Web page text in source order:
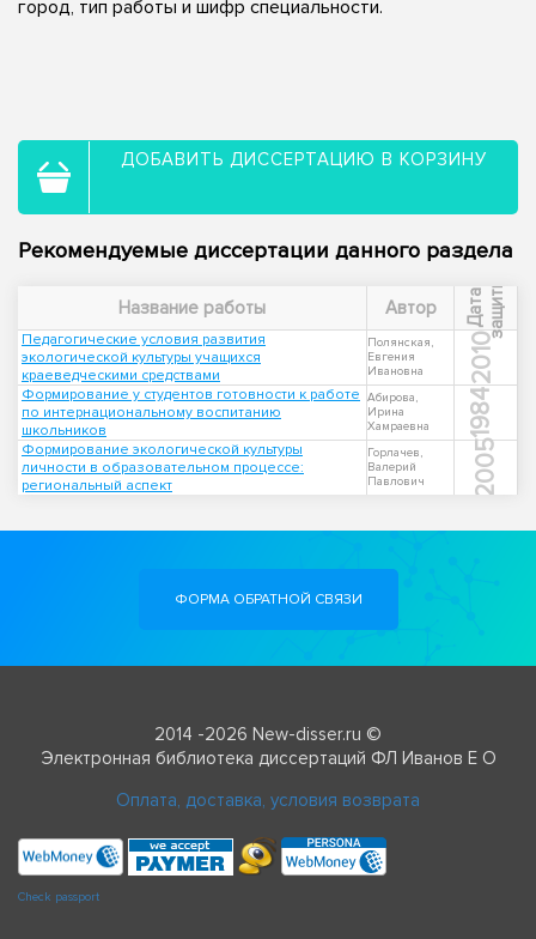
город, тип работы и шифр специальности.
ДОБАВИТЬ ДИССЕРТАЦИЮ В КОРЗИНУ
Рекомендуемые диссертации данного раздела
Название работы Автор Д
а
т
а
з
а
щ
и
т ы
Педагогические условия развития
экологической культуры учащихся
краеведческими средствами
Полянская,
Евгения
Ивановна
2010
Формирование у студентов готовности к работе
по интернациональному воспитанию
школьников
Абирова,
Ирина
Хамраевна
1984
Формирование экологической культуры
личности в образовательном процессе:
региональный аспект
Горлачев,
Валерий
Павлович
2005
ФОРМА ОБРАТНОЙ СВЯЗИ
2014 -2026 New-disser.ru ©
Электронная библиотека диссертаций ФЛ Иванов Е О
Оплата, доставка, условия возврата
Check passport